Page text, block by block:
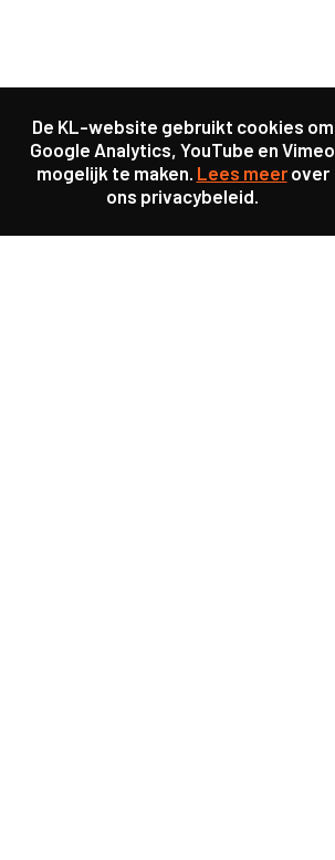
De KL-website gebruikt cookies om
Google Analytics, YouTube en Vimeo
mogelijk te maken. Lees meerover
ons privacybeleid.